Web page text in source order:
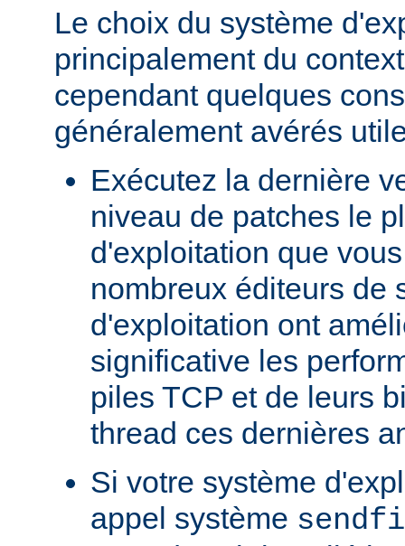
Le choix du système
principalement du
cependant quelques
généralement avérés
Exécutez la dernière
niveau de patches le
d'exploitation que
nombreux éditeurs de
d'exploitation ont
significative les
piles TCP et de leurs
thread ces dernières
Si votre système
appel système